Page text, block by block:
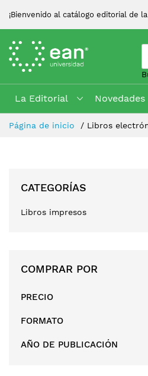
¡Bienvenido al catálogo editorial de
La Editorial Novedades
Skip
Página de inicio Libros
CATEGORÍAS
Libros impresos
COMPRAR POR
PRECIO
FORMATO
AÑO DE PUBLICACIÓN